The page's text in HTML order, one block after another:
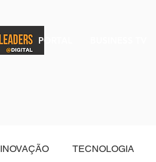
PORTAL
INOVAÇÃO TECNOLOGIA